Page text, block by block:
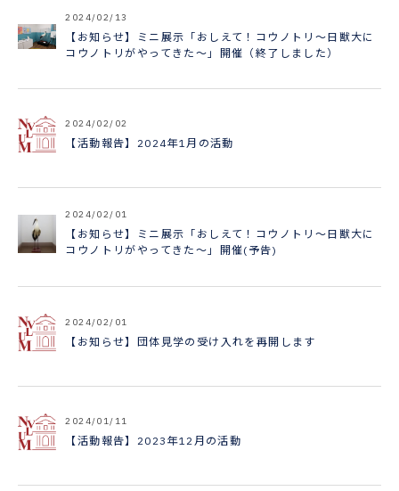
2024/02/13
【お知らせ】ミニ展示「おしえて！コウノトリ～日獣大に
コウノトリがやってきた～」開催（終了しました）
2024/02/02
【活動報告】2024年1月の活動
2024/02/01
【お知らせ】ミニ展示「おしえて！コウノトリ～日獣大に
コウノトリがやってきた～」開催(予告)
2024/02/01
【お知らせ】団体見学の受け入れを再開します
2024/01/11
【活動報告】2023年12月の活動